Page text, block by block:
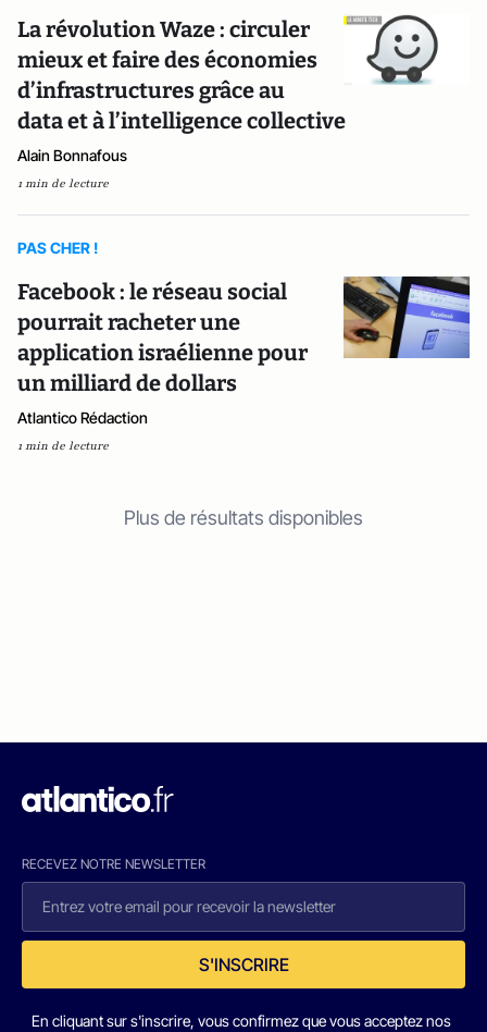
La révolution Waze : circuler
mieux et faire des économies
d’infrastructures grâce au
data et à l’intelligence collective
Alain Bonnafous
1 min de lecture
PAS CHER !
Facebook : le réseau social
pourrait racheter une
application israélienne pour
un milliard de dollars
Atlantico Rédaction
1 min de lecture
Plus de résultats disponibles
RECEVEZ NOTRE NEWSLETTER
S'INSCRIRE
En cliquant sur s'inscrire, vous confirmez que vous acceptez nos